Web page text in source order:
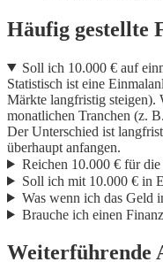
Häufig gestellte
Soll ich 10.000 € auf
Statistisch ist eine
Märkte langfristig steigen).
monatlichen Tranchen (z.
Der Unterschied ist
überhaupt anfangen.
Reichen 10.000 € für
Soll ich mit 10.000 € in
Was wenn ich das Geld
Brauche ich einen
Weiterführende